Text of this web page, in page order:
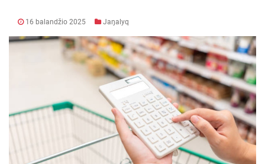
16 balandžio 2025 Jaŋalyq